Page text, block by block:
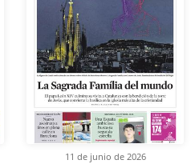
11 de junio de 2026